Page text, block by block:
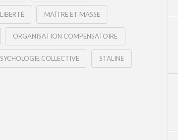
LIBERTÉ MAÎTRE ET MASSE
ORGANISATION COMPENSATOIRE
COLLECTIVE STALINE